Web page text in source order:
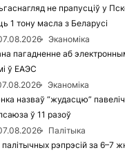
не прапусціў у
1 тону масла з Беларусі
Эканоміка
пагадненне аб
ў ЕАЭС
Эканоміка
назваў “жудасцю”
ў 11 разоў
Палітыка
палітычных рэпрэсій за 6–7